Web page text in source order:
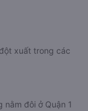
xuất trong các
nằm đôi ở Quận 1